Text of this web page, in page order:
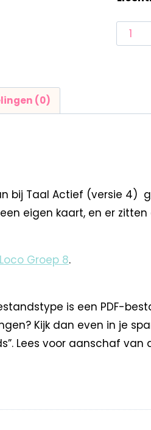
(0)
bij Taal Actief (versie 4)
eigen kaart, en er
Groep 8.
is een PDF-
Kijk dan even in je
Lees voor aanschaf van